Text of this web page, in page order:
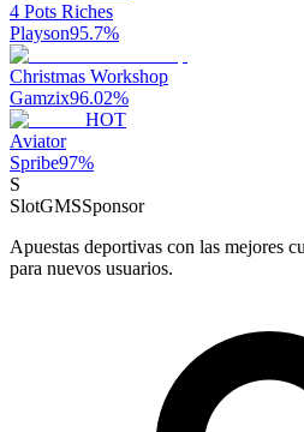
4 Pots Riches
Playson95.7%
Christmas Workshop
Gamzix96.02%
HOT
Aviator
Spribe97%
S
SlotGMSSponsor
Apuestas deportivas con las mejores
para nuevos usuarios.